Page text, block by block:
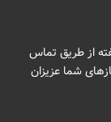
هفته از طریق تماس
شما عزیزان